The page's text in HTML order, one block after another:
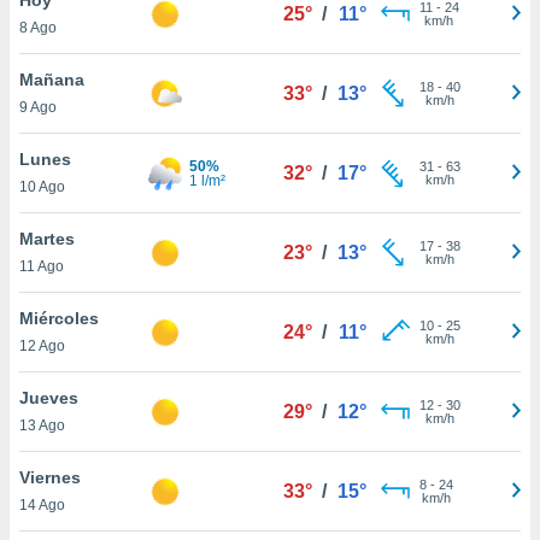
en
más
nuestra
de
cookies
aceptar
8 Ago
25° / 11° 11 - 24
km/h
Mañana
9 Ago
33° / 13° 18- 40
km/h
Lunes
10 Ago
50%
1 l/m²
32° / 17° 31 - 63
km/h
Martes
11 Ago
23° / 13° 17- 38
km/h
Miércoles
12 Ago
24° / 11° 10- 25
km/h
Jueves
13 Ago
29° / 12° 12- 30
km/h
Viernes
14 Ago
33° / 15° 8- 24
km/h